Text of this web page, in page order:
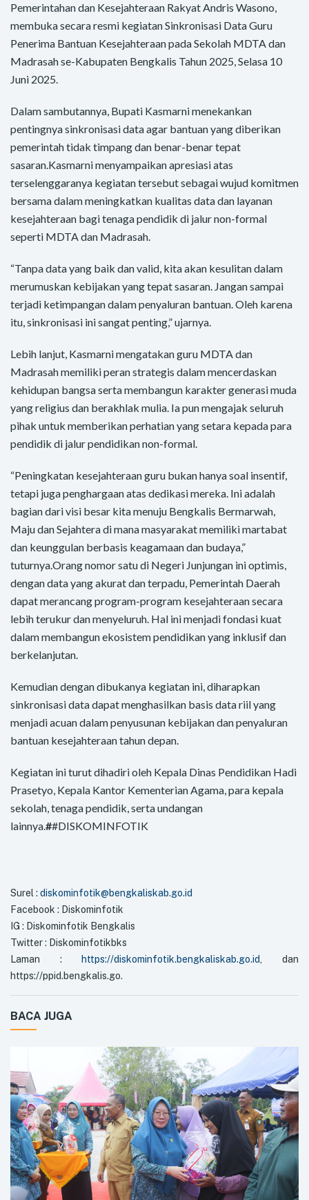
Pemerintahan dan Kesejahteraan Rakyat Andris Wasono,
membuka secara resmi kegiatan Sinkronisasi Data Guru
Penerima Bantuan Kesejahteraan pada Sekolah MDTA dan
Madrasah se-Kabupaten Bengkalis Tahun 2025, Selasa 10
Juni 2025.
Dalam sambutannya, Bupati Kasmarni menekankan
pentingnya sinkronisasi data agar bantuan yang diberikan
pemerintah tidak timpang dan benar-benar tepat
sasaran.Kasmarni menyampaikan apresiasi atas
terselenggaranya kegiatan tersebut sebagai wujud komitmen
bersama dalam meningkatkan kualitas data dan layanan
kesejahteraan bagi tenaga pendidik di jalur non-formal
seperti MDTA dan Madrasah.
“Tanpa data yang baik dan valid, kita akan kesulitan dalam
merumuskan kebijakan yang tepat sasaran. Jangan sampai
terjadi ketimpangan dalam penyaluran bantuan. Oleh karena
itu, sinkronisasi ini sangat penting,” ujarnya.
Lebih lanjut, Kasmarni mengatakan guru MDTA dan
Madrasah memiliki peran strategis dalam mencerdaskan
kehidupan bangsa serta membangun karakter generasi muda
yang religius dan berakhlak mulia. Ia pun mengajak seluruh
pihak untuk memberikan perhatian yang setara kepada para
pendidik di jalur pendidikan non-formal.
“Peningkatan kesejahteraan guru bukan hanya soal insentif,
tetapi juga penghargaan atas dedikasi mereka. Ini adalah
bagian dari visi besar kita menuju Bengkalis Bermarwah,
Maju dan Sejahtera di mana masyarakat memiliki martabat
dan keunggulan berbasis keagamaan dan budaya,”
tuturnya.Orang nomor satu di Negeri Junjungan ini optimis,
dengan data yang akurat dan terpadu, Pemerintah Daerah
dapat merancang program-program kesejahteraan secara
lebih terukur dan menyeluruh. Hal ini menjadi fondasi kuat
dalam membangun ekosistem pendidikan yang inklusif dan
berkelanjutan.
Kemudian dengan dibukanya kegiatan ini, diharapkan
sinkronisasi data dapat menghasilkan basis data riil yang
menjadi acuan dalam penyusunan kebijakan dan penyaluran
bantuan kesejahteraan tahun depan.
Kegiatan ini turut dihadiri oleh Kepala Dinas Pendidikan Hadi
Prasetyo, Kepala Kantor Kementerian Agama, para kepala
sekolah, tenaga pendidik, serta undangan
lainnya.##DISKOMINFOTIK
Surel : diskominfotik@bengkaliskab.go.id
Facebook : Diskominfotik
IG : Diskominfotik Bengkalis
Twitter : Diskominfotikbks
Laman :
https://diskominfotik.bengkaliskab.go.id, dan
https://ppid.bengkalis.go.
BACA JUGA